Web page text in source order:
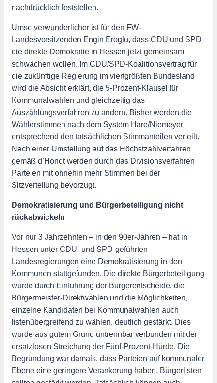
nachdrücklich feststellen.
Umso verwunderlicher ist für den FW-
Landesvorsitzenden Engin Eroglu, dass CDU und SPD
die direkte Demokratie in Hessen jetzt gemeinsam
schwächen wollen. Im CDU/SPD-Koalitionsvertrag für
die zukünftige Regierung im viertgrößten Bundesland
wird die Absicht erklärt, die 5-Prozent-Klausel für
Kommunalwahlen und gleichzeitig das
Auszählungsverfahren zu ändern. Bisher werden die
Wählerstimmen nach dem System Hare/Niemeyer
entsprechend den tatsächlichen Stimmanteilen verteilt.
Nach einer Umstellung auf das Höchstzahlverfahren
gemäß d’Hondt werden durch das Divisionsverfahren
Parteien mit ohnehin mehr Stimmen bei der
Sitzverteilung bevorzugt.
Demokratisierung und Bürgerbeteiligung nicht
rückabwickeln
Vor nur 3 Jahrzehnten – in den 90er-Jahren – hat in
Hessen unter CDU- und SPD-geführten
Landesregierungen eine Demokratisierung in den
Kommunen stattgefunden. Die direkte Bürgerbeteiligung
wurde durch Einführung der Bürgerentscheide, die
Bürgermeister-Direktwahlen und die Möglichkeiten,
einzelne Kandidaten bei Kommunalwahlen auch
listenübergreifend zu wählen, deutlich gestärkt. Dies
wurde aus gutem Grund untrennbar verbunden mit der
ersatzlosen Streichung der Fünf-Prozent-Hürde. Die
Begründung war damals, dass Parteien auf kommunaler
Ebene eine geringere Verankerung haben. Bürgerlisten